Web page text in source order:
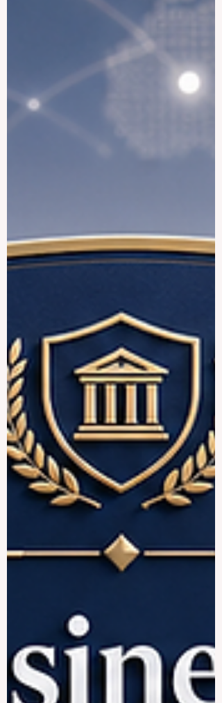
在人文学科、法学、经济学、中文研究和
社会科学方面有很强的学术传统。对于希
望理解中国文化、社会发